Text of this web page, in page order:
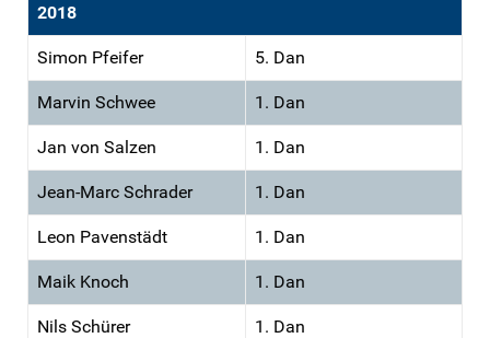
2018
Simon Pfeifer 5. Dan
Marvin Schwee 1. Dan
Jan von Salzen 1. Dan
Jean-Marc Schrader 1. Dan
Leon Pavenstädt 1. Dan
Maik Knoch 1. Dan
Nils Schürer 1. Dan